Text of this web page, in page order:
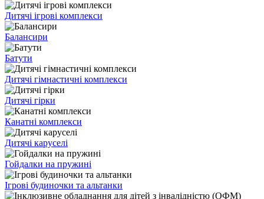
Дитячі ігрові комплекси
Балансири
Батути
Дитячі гімнастичні комплекси
Дитячі гірки
Канатні комплекси
Дитячі каруселі
Гойдалки на пружині
Ігрові будиночки та альтанки